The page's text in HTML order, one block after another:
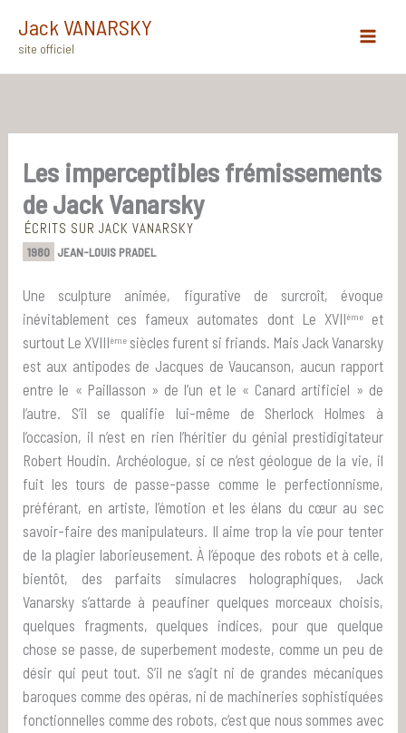
contenu
Jack VANARSKY
site officiel
Les imperceptibles frémissements
de Jack Vanarsky
ÉCRITS SUR JACK VANARSKY
1980 JEAN-LOUIS PRADEL
Une sculpture animée, figurative de surcroît, évoque
inévitablement ces fameux automates dont Le XVIIèmeet
surtout Le XVIIIème siècles furent si friands. Mais Jack Vanarsky
est aux antipodes de Jacques de Vaucanson, aucun rapport
entre le « Paillasson » de l’un et le « Canard artificiel » de
l’autre. S’il se qualifie lui-même de Sherlock Holmes à
l’occasion, il n’est en rien l’héritier du génial prestidigitateur
Robert Houdin. Archéologue, si ce n’est géologue de la vie, il
fuit les tours de passe-passe comme le perfectionnisme,
préférant, en artiste, l’émotion et les élans du cœur au sec
savoir-faire des manipulateurs. Il aime trop la vie pour tenter
de la plagier laborieusement. À l’époque des robots et à celle,
bientôt, des parfaits simulacres holographiques, Jack
Vanarsky s’attarde à peaufiner quelques morceaux choisis,
quelques fragments, quelques indices, pour que quelque
chose se passe, de superbement modeste, comme un peu de
désir qui peut tout. S’il ne s’agit ni de grandes mécaniques
baroques comme des opéras, ni de machineries sophistiquées
fonctionnelles comme des robots, c’est que nous sommes avec